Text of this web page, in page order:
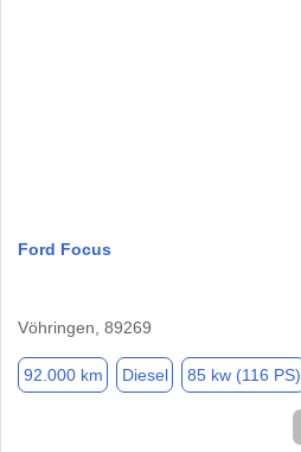
Ford Focus
Vöhringen, 89269
92.000 km Diesel 85 kw (116 PS)